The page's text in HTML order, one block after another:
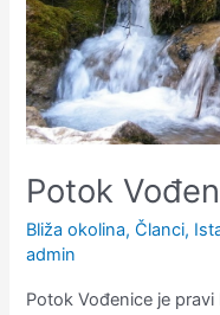
Potok
Bliža okolina,Članci,
admin
Potok Vođenice je